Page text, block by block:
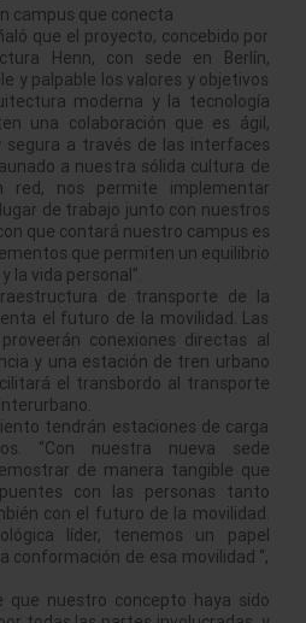
campus que conecta
que el proyecto, concebido por
Henn, con sede en Berlín,
y palpable los valores y objetivos
moderna y la tecnología
una colaboración que es ágil,
a través de las interfaces
a nuestra sólida cultura de
red, nos permite implementar
de trabajo junto con nuestros
que contará nuestro campus es
que permiten un equilibrio
la vida personal”.
de transporte de la
el futuro de la movilidad. Las
conexiones directas al
y una estación de tren urbano
el transbordo al transporte
tendrán estaciones de carga
“Con nuestra nueva sede
de manera tangible que
con las personas tanto
con el futuro de la movilidad.
líder, tenemos un papel
conformación de esa movilidad “,
que nuestro concepto haya sido